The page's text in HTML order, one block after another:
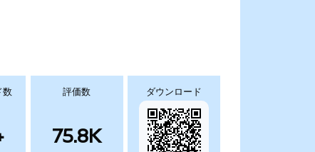
数 評価数
75.8K
ダウンロード